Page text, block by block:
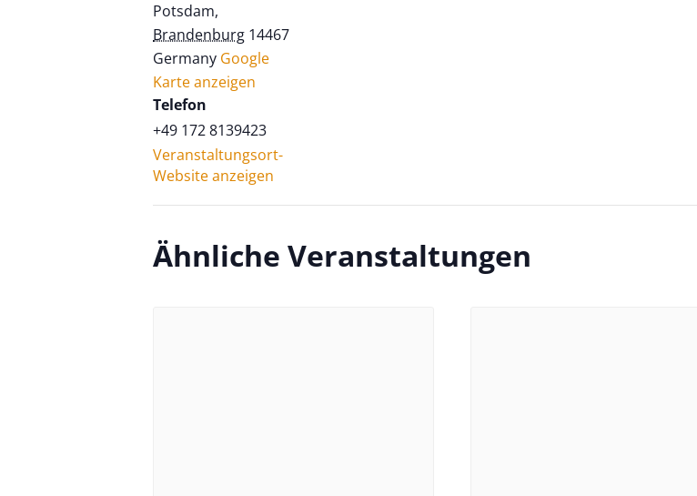
Potsdam,
Brandenburg 14467
Germany Google
Karte anzeigen
Telefon
+49 172 8139423
Veranstaltungsort-
Website anzeigen
Ähnliche Veranstaltungen